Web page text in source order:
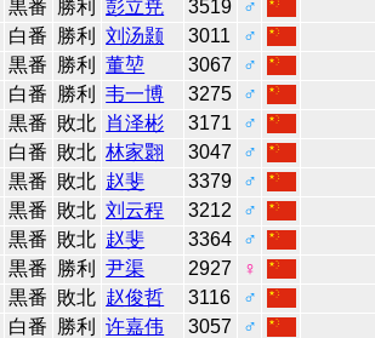
黒番 勝利 彭立尭 3519
♂
白番 勝利 刘汤颢 3011
♂
黒番 勝利 董堃 3067
♂
白番 勝利 韦一博 3275
♂
黒番 敗北 肖泽彬 3171
♂
白番 敗北 林家翾 3047
♂
黒番 敗北 赵斐 3379
♂
黒番 敗北 刘云程 3212
♂
黒番 敗北 赵斐 3364
♂
黒番 勝利 尹渠 2927
♀
黒番 敗北 赵俊哲 3116
♂
白番 勝利 许嘉伟 3057
♂